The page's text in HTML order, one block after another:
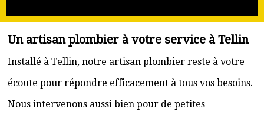
Un artisan plombier à votre service à Tellin
Installé à Tellin, notre artisan plombier reste à votre
écoute pour répondre efficacement à tous vos besoins.
Nous intervenons aussi bien pour de petites